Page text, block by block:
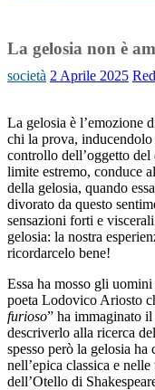
La gelosia non è
società 2 Aprile 2025
La gelosia è l’emozione
chi la prova,
controllo dell’oggetto
limite estremo, conduce
della gelosia, quando
divorato da questo
sensazioni forti e
gelosia: la nostra
ricordarcelo bene!
Essa ha mosso gli
poeta Lodovico Ariosto
furioso” ha immaginato
descriverlo alla ricerca
spesso però la gelosia
nell’epica classica e
dell’Otello di